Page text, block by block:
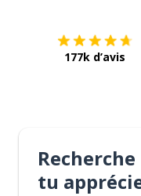
177k d’avis
tu